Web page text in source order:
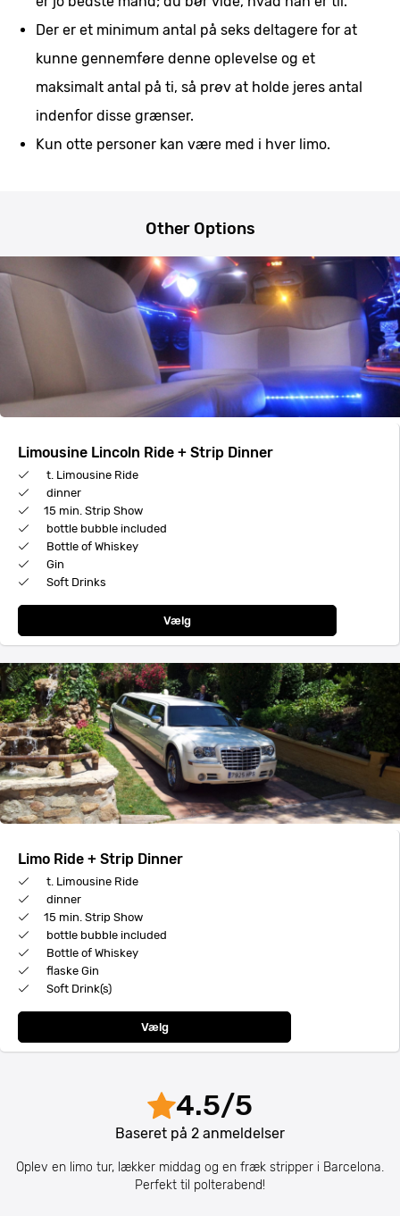
Der er et minimum antal på seks deltagere for at
kunne gennemføre denne oplevelse og et
maksimalt antal på ti, så prøv at holde jeres antal
indenfor disse grænser.
Kun otte personer kan være med i hver limo.
Other Options
Limousine Lincoln Ride + Strip Dinner
t. Limousine Ride
dinner
15 min. Strip Show
bottle bubble included
Bottle of Whiskey
Gin
Soft Drinks
Vælg
Limo Ride + Strip Dinner
t. Limousine Ride
dinner
15 min. Strip Show
bottle bubble included
Bottle of Whiskey
flaske Gin
Soft Drink(s)
Vælg
4.5/5
Baseret på 2 anmeldelser
Oplev en limo tur, lækker middag og en fræk stripper i Barcelona.
Perfekt til polterabend!